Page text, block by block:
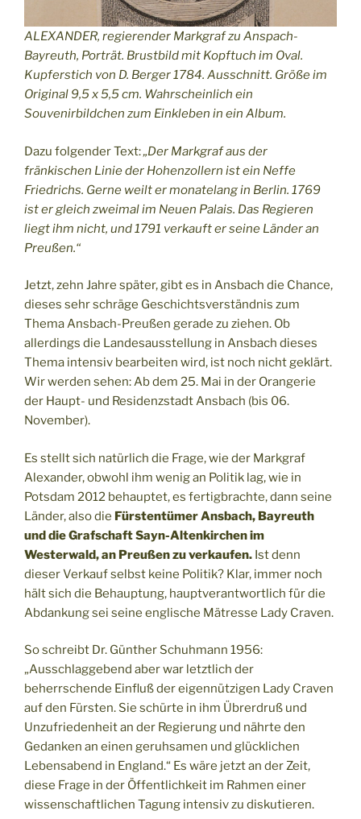
ALEXANDER, regierender Markgraf zu Anspach-
Bayreuth, Porträt. Brustbild mit Kopftuch im Oval.
Kupferstich von D. Berger 1784. Ausschnitt. Größe im
Original 9,5 x 5,5 cm. Wahrscheinlich ein
Souvenirbildchen zum Einkleben in ein Album.
Dazu folgender Text:„Der Markgraf aus der
fränkischen Linie der Hohenzollern ist ein Neffe
Friedrichs. Gerne weilt er monatelang in Berlin. 1769
ist er gleich zweimal im Neuen Palais. Das Regieren
liegt ihm nicht, und 1791 verkauft er seine Länder an
Preußen.“
Jetzt, zehn Jahre später, gibt es in Ansbach die Chance,
dieses sehr schräge Geschichtsverständnis zum
Thema Ansbach-Preußen gerade zu ziehen. Ob
allerdings die Landesausstellung in Ansbach dieses
Thema intensiv bearbeiten wird, ist noch nicht geklärt.
Wir werden sehen: Ab dem 25. Mai in der Orangerie
der Haupt- und Residenzstadt Ansbach (bis 06.
November).
Es stellt sich natürlich die Frage, wie der Markgraf
Alexander, obwohl ihm wenig an Politik lag, wie in
Potsdam 2012 behauptet, es fertigbrachte, dann seine
Länder, also die Fürstentümer Ansbach, Bayreuth
und die Grafschaft Sayn-Altenkirchen im
Westerwald, an Preußen zu verkaufen. Ist denn
dieser Verkauf selbst keine Politik? Klar, immer noch
hält sich die Behauptung, hauptverantwortlich für die
Abdankung sei seine englische Mätresse Lady Craven.
So schreibt Dr. Günther Schuhmann 1956:
„Ausschlaggebend aber war letztlich der
beherrschende Einfluß der eigennützigen Lady Craven
auf den Fürsten. Sie schürte in ihm Übrerdruß und
Unzufriedenheit an der Regierung und nährte den
Gedanken an einen geruhsamen und glücklichen
Lebensabend in England.“ Es wäre jetzt an der Zeit,
diese Frage in der Öffentlichkeit im Rahmen einer
wissenschaftlichen Tagung intensiv zu diskutieren.